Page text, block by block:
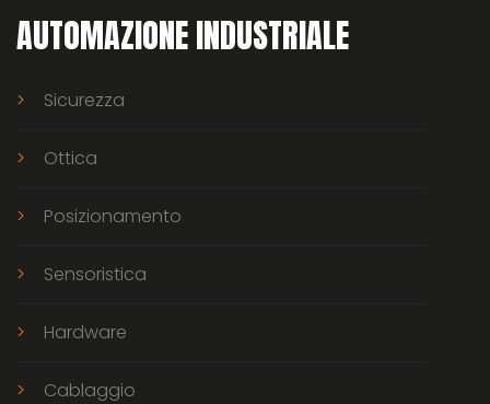
AUTOMAZIONE INDUSTRIALE
Sicurezza
Ottica
Posizionamento
Sensoristica
Hardware
Cablaggio